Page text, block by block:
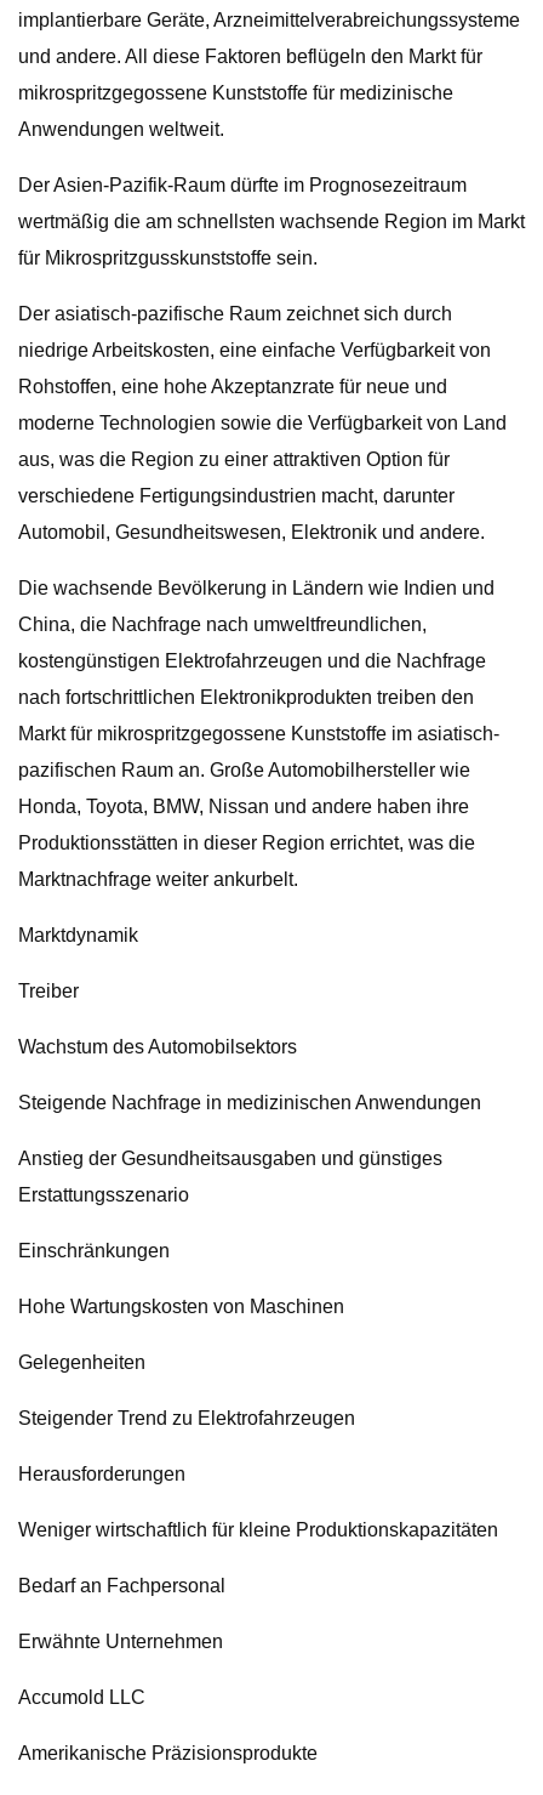
implantierbare Geräte, Arzneimittelverabreichungssysteme
und andere. All diese Faktoren beflügeln den Markt für
mikrospritzgegossene Kunststoffe für medizinische
Anwendungen weltweit.
Der Asien-Pazifik-Raum dürfte im Prognosezeitraum
wertmäßig die am schnellsten wachsende Region im Markt
für Mikrospritzgusskunststoffe sein.
Der asiatisch-pazifische Raum zeichnet sich durch
niedrige Arbeitskosten, eine einfache Verfügbarkeit von
Rohstoffen, eine hohe Akzeptanzrate für neue und
moderne Technologien sowie die Verfügbarkeit von Land
aus, was die Region zu einer attraktiven Option für
verschiedene Fertigungsindustrien macht, darunter
Automobil, Gesundheitswesen, Elektronik und andere.
Die wachsende Bevölkerung in Ländern wie Indien und
China, die Nachfrage nach umweltfreundlichen,
kostengünstigen Elektrofahrzeugen und die Nachfrage
nach fortschrittlichen Elektronikprodukten treiben den
Markt für mikrospritzgegossene Kunststoffe im asiatisch-
pazifischen Raum an. Große Automobilhersteller wie
Honda, Toyota, BMW, Nissan und andere haben ihre
Produktionsstätten in dieser Region errichtet, was die
Marktnachfrage weiter ankurbelt.
Marktdynamik
Treiber
Wachstum des Automobilsektors
Steigende Nachfrage in medizinischen Anwendungen
Anstieg der Gesundheitsausgaben und günstiges
Erstattungsszenario
Einschränkungen
Hohe Wartungskosten von Maschinen
Gelegenheiten
Steigender Trend zu Elektrofahrzeugen
Herausforderungen
Weniger wirtschaftlich für kleine Produktionskapazitäten
Bedarf an Fachpersonal
Erwähnte Unternehmen
Accumold LLC
Amerikanische Präzisionsprodukte